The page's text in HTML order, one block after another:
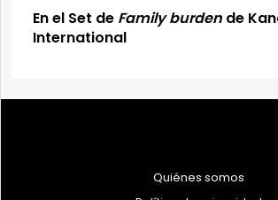
En el Set de Family burden de
International
Quiénes somos